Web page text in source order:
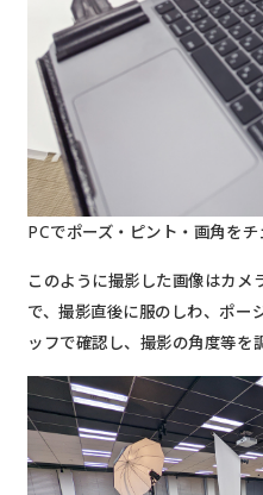
PCでポーズ・ピント・画角をチ
このように撮影した画像はカメ
で、撮影直後に服のしわ、ポー
ッフで確認し、撮影の角度等を